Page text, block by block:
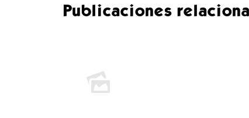
Publicaciones